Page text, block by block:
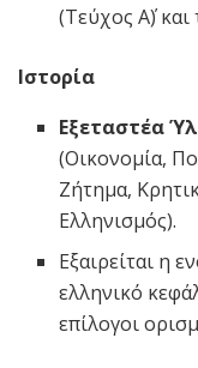
(Τεύχος Α΄)
Ιστορία
Εξεταστέα
(Οικονομία,
Ζήτημα,
Ελληνισμός).
Εξαιρείται η
ελληνικό
επίλογοι